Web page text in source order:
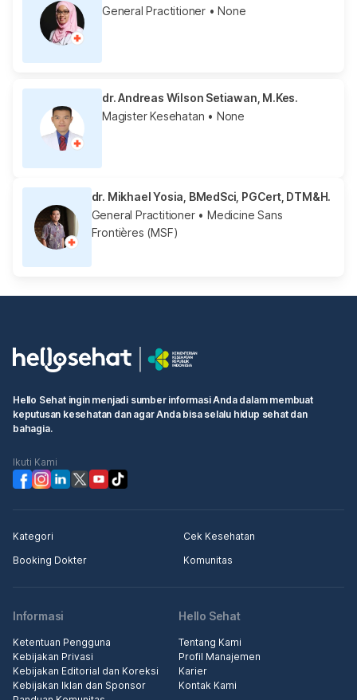
General Practitioner • None
dr. Andreas Wilson Setiawan, M.Kes.
Magister Kesehatan • None
dr. Mikhael Yosia, BMedSci, PGCert, DTM&H.
General Practitioner• Medicine Sans
Frontières (MSF)
Hello Sehat ingin menjadi sumber informasi Anda dalam membuat
keputusan kesehatan dan agar Anda bisa selalu hidup sehat dan
bahagia.
Ikuti Kami
Kategori
Cek Kesehatan
Booking Dokter
Komunitas
Informasi
Ketentuan Pengguna
Kebijakan Privasi
Kebijakan Editorial dan Koreksi
Kebijakan Iklan dan Sponsor
Hello Sehat
Tentang Kami
Profil Manajemen
Karier
Kontak Kami